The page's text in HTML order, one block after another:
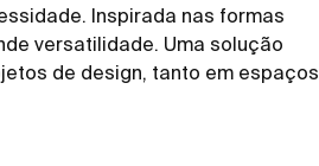
Inspirada nas formas
versatilidade. Uma solução
de design, tanto em espaços